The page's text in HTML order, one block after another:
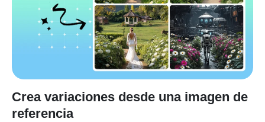
Crea variaciones desde una imagen de
referencia